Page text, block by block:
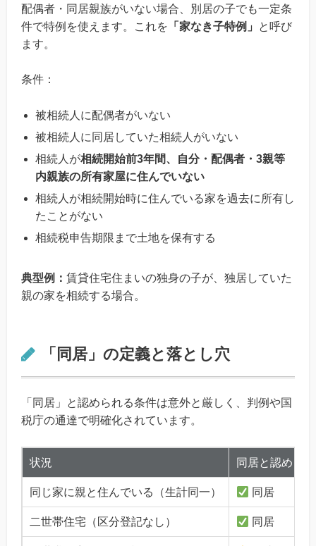
配偶者・同居親族がいない場合、別居の子でも一定条
件で特例を使えます。これを 「家なき子特例」
と呼び
ます。
条件：
被相続人に配偶者がいない
被相続人に同居していた相続人がいない
相続人が相続開始前3年間、自分・配偶者・3親等
内親族の所有家屋に住んでいない
相続人が相続開始時に住んでいる家を過去に所有し
たことがない
相続税申告期限まで土地を保有する
典型例： 賃貸住宅住まいの独身の子が、独居していた
親の家を相続する場合。
「同居」の定義と落とし穴
「同居」と認められる条件は意外と厳しく、判例や国
税庁の通達で明確化されています。
状況 同居と認めら
同じ家に親と住んでいる（生計同一） 同居
二世帯住宅（区分登記なし） 同居